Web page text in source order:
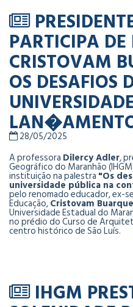
PARTICIPA
CRISTOVAM
OS DESAFIOS
28/05/2025
A professora Dilercy Adler,
Geográfico do Maranhão
instituição na palestra "Os
universidade pública na
pelo renomado educador, ex-
Educação,Cristovam Buarque
Universidade Estadual do
no prédio do Curso de
centro histórico de São Luís.
IHGM